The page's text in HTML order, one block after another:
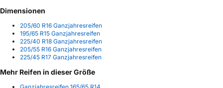
Dimensionen
205/60 R16 Ganzjahresreifen
195/65 R15 Ganzjahresreifen
225/40 R18 Ganzjahresreifen
205/55 R16 Ganzjahresreifen
225/45 R17 Ganzjahresreifen
Mehr Reifen in dieser Größe